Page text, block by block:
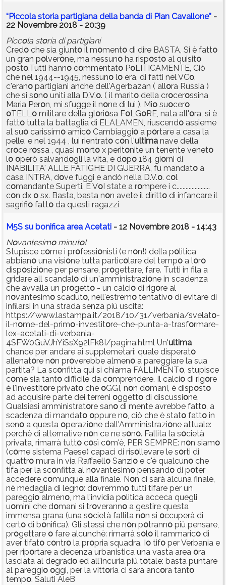
“Piccola storia partigiana della banda di Pian Cavallone” -
22 Novembre 2018 - 20:39
Piccola storia di partigiani
Credo che sia giunto il momento di dire BASTA, Si è fatto
un gran polverone, ma nessuno ha risposto al quisito
posto.Tutti hanno commentato PoLITICAMENTE, Ciò
che nel 1944--1945, nessuno lo era, di fatti nel VCo,
c'erano partigiani anche dell'Agerbazan ( allora Russia )
che si sono uniti alla D.V.o. ( il marito della crocerossina
Maria Peron, mi sfugge il none di lui ). Mio suocero
oTELLo militare della gloriosa FoLGoRE, nata all'ora, si è
fatto tutta la battaglia di ELALAMEN, riuscendo assieme
al suo carissimo amico Cambiaggio a portare a casa la
pelle, e nel 1944 , lui rientrato con l'ultima nave della
croce rossa , quasi morto x peritonite un tenente veneto
lo operò salvandogli la vita, e dopo 184 giorni di
INABILITA' ALLE FATIGHE DI GUERRA, fu mandato a
casa INTRA, dove fuggi e andò nella D.V.o. col
comandante Superti. E Vo I state a rompere i c......................
con dx o sx. Basta, basta non avete il diritto di infancare il
sagrifio fatto da questi ragazzi
M5S su bonifica area Acetati - 12 Novembre 2018 - 14:43
Novantesimominuto!
Stupisce come i professionisti (e non!) della politica
abbiano una visione tutta particolare del tempo a loro
disposizione per pensare, progettare, fare. Tutti in fila a
gridare all scandalo di un'amministrazione in scadenza
che avvalla un progetto - un calcio di rigore al
novantesimo scaduto, nell'estremo tentativo di evitare di
infilarsi in una strada senza più uscita:
https://www.lastampa.it/2018/10/31/verbania/svelato-
il-nome-del-primo-investitore-che-punta-a-trasformare-
lex-acetati-di-verbania-
4SFW0GuVJhYiSsX92lFk8I/pagina.html Un'ultima
chance per andare ai supplemetari: quale disperato
allenatore non proverebbe almeno a pareggiare la sua
partita? La sconfitta qui si chiama FALLIMENTo, stupisce
come sia tanto difficile da comprendere. Il calcio di rigore
è l'investitore privato che oGGI, non domani, è disposto
ad acquisire parte dei terreni oggetto di discussione.
Qualsiasi amministratore sano di mente avrebbe fatto, a
scadenza di mandato oppure no, ciò che è stato fatto in
seno a questa operazione dall'Amministrazione attuale:
perchè di alternative non ce ne sono. Fallita la società
privata, rimarrà tutto così com'è, PER SEMPRE: non siamo
(come sistema Paese) capaci di risollevare le sorti di
quattro mura in via Raffaello Sanzio e c'è qualcuno che
tifa per la sconfitta al novantesimo pensando di poter
accedere comunque alla finale. Non ci sarà alcuna finale,
nè medaglia di legno: dovremmo tutti tifare per un
pareggio almeno, ma l'invidia politica acceca quegli
uomini che domani si troveranno a gestire questa
immensa grana (una società fallita non si occuperà di
certo di bonifica). Gli stessi che non potranno più pensare,
progettare o fare alcunchè: rimarrà solo il rammarico di
aver tifato contro la propria squadra. I o tifo per Verbania e
per riportare a decenza urbanistica una vasta area ora
lasciata al degrado ed all'incuria più totale: basta puntare
al pareggio oggi, per la vittoria ci sarà ancora tanto
tempo. Saluti AleB